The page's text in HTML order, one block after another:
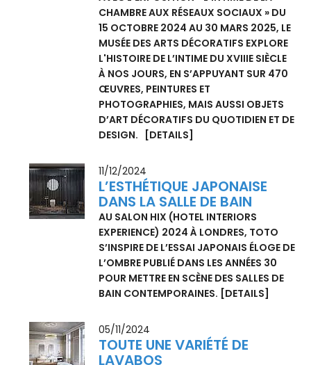
18/12/2024
TOTO FAIT SON ENTRÉE AU
MUSÉE DES ARTS
DÉCORATIFS AVEC NEOREST
WX
AVEC L’EXPOSITION « L’INTIME DE LA
CHAMBRE AUX RÉSEAUX SOCIAUX » DU
15 OCTOBRE 2024 AU 30 MARS 2025, LE
L'HISTOIRE DE L’INTIME DU XVIIIE SIÈCLE
À NOS JOURS, EN S’APPUYANT SUR 470
ŒUVRES, PEINTURES ET
PHOTOGRAPHIES, MAIS AUSSI OBJETS
D’ART DÉCORATIFS DU QUOTIDIEN ET DE
DESIGN. [DETAILS]
11/12/2024
L’ESTHÉTIQUE JAPONAISE
AU SALON HIX (HOTEL INTERIORS
EXPERIENCE) 2024 À LONDRES, TOTO
S’INSPIRE DE L’ESSAI JAPONAIS ÉLOGE DE